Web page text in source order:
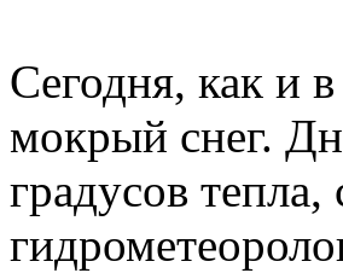
Сегодня, как и
мокрый снег.
градусов